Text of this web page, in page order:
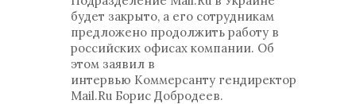
будет закрыто, а его сотрудникам
предложено продолжить работу в
российских офисах компании. Об
этом заявил в
интервью Коммерсанту гендиректор
Mail.Ru Борис Добродеев.